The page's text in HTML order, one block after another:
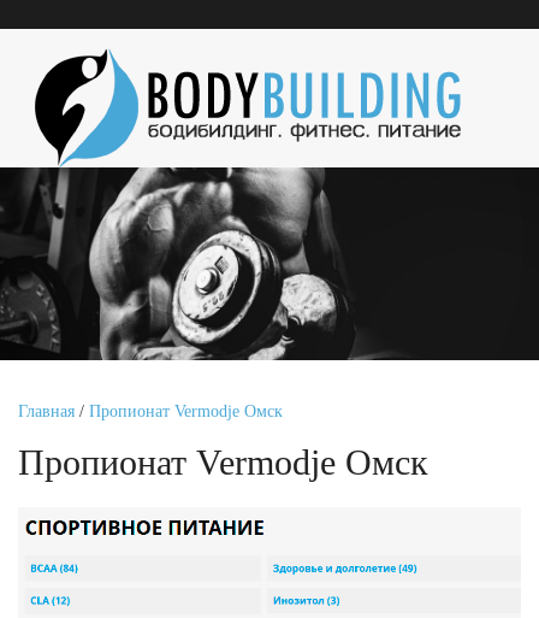
Главная / Пропионат Vermodje Омск
Пропионат Vermodje Омск